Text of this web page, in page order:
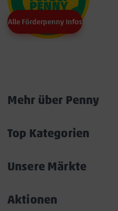
Alle Förderpenny Infos
Mehr über Penny
Top Kategorien
Unsere Märkte
Aktionen